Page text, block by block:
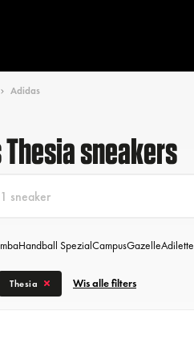
Adidas
sneakers
Handball SpezialCampusGazelleAdilette
Thesia Wis alle filters